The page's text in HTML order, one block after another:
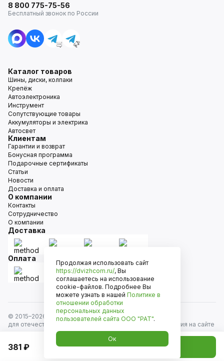
381 ₽ Добавить в корзину
8 800 775-75-56
Бесплатный звонок по России
Каталог товаров
Шины, диски, колпаки
Крепёж
Автоэлектроника
Инструмент
Сопутствующие товары
Аккумуляторы и электрика
Автосвет
Клиентам
Гарантии и возврат
Бонусная программа
Подарочные сертификаты
Статьи
Новости
Доставка и оплата
О компании
Контакты
Сотрудничество
О компании
Доставка
Оплата
© 2015–2026
Движком — сеть магазинов автозапчастей
для отечественных автомобилей и иномарок. Информация на сайте
носит исключительно информационный характер и не является
публичной офертой, определяемой положениями
ст. 437 Гражданского кодекса РФ. Все права защищены.
Продолжая использовать сайт
https://dvizhcom.ru/, Вы
соглашаетесь на использование
cookie-файлов. Подробнее Вы
можете узнать в нашей Политике в
отношении обработки
персональных данных
пользователей сайта ООО "РАТ".
Ок